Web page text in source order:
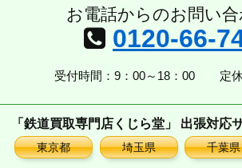
お電話からのお問い
0120-66-
受付時間：9：00～18：00 定
「鉄道買取専門店くじら堂」 出張対応
東京都 埼玉県 千葉県